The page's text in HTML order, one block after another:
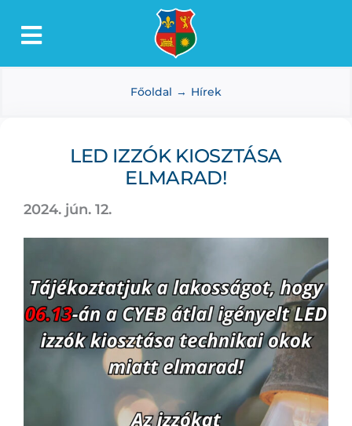
Toggle
Lőkösháza
Dokumentumtár
Főoldal Hírek
LED IZZÓK KIOSZTÁSA
ELMARAD!
2024. jún. 12.